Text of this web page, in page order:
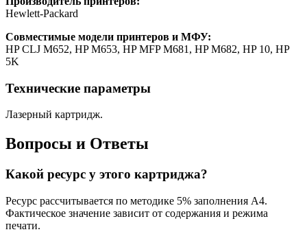
Hewlett-Packard
Совместимые модели принтеров и МФУ:
HP CLJ M652, HP M653, HP MFP M681, HP M682, HP 10, HP
5K
Технические параметры
Лазерный картридж.
Вопросы и Ответы
Какой ресурс у этого картриджа?
Ресурс рассчитывается по методике 5% заполнения A4.
Фактическое значение зависит от содержания и режима
печати.